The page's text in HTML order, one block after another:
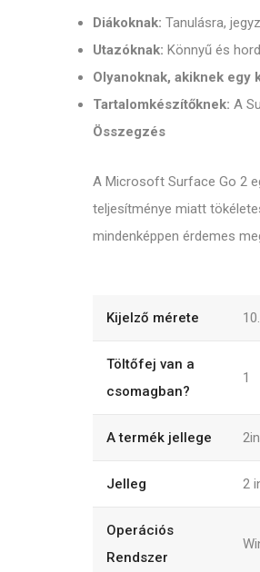
Diákoknak: Tanulásra,
Utazóknak: Könnyű és
Olyanoknak, akiknek
Tartalomkészítőknek: A
Összegzés
A Microsoft Surface Go 2
teljesítménye miatt
mindenképpen érdemes
Kijelző mérete
Töltőfej van a
csomagban?
1
A termék jellege
Jelleg 2
Operációs
Rendszer